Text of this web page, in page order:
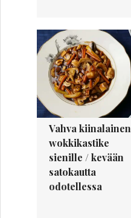
Vahva kiinalainen
wokkikastike
sienille / kevään
satokautta
odotellessa